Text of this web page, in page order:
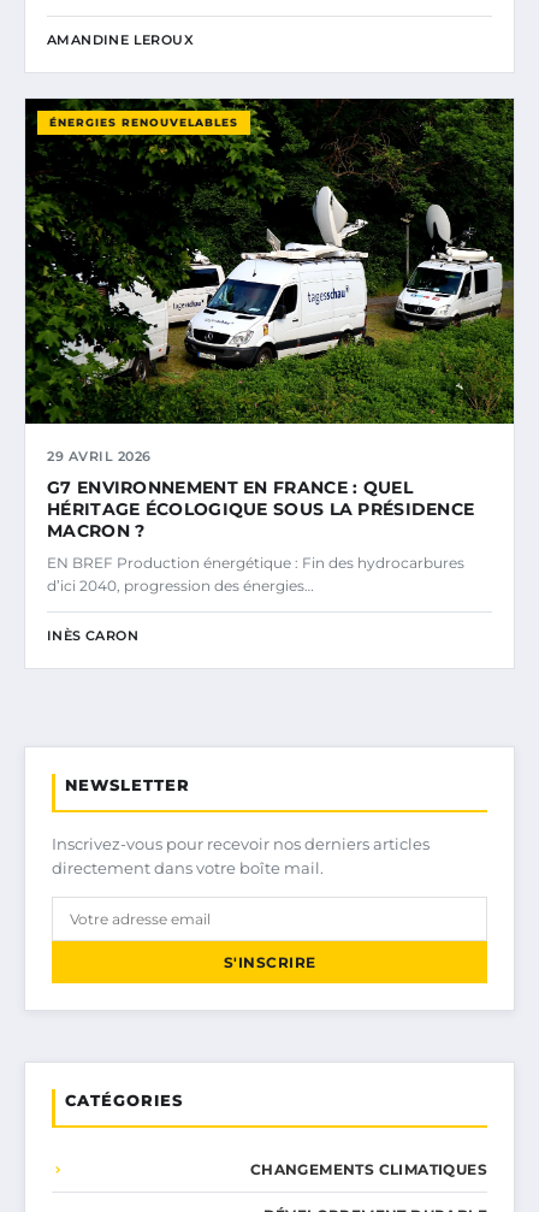
AMANDINE LEROUX
ÉNERGIES RENOUVELABLES
29 AVRIL 2026
G7 ENVIRONNEMENT EN FRANCE : QUEL
HÉRITAGE ÉCOLOGIQUE SOUS LA PRÉSIDENCE
MACRON ?
EN BREF Production énergétique : Fin des hydrocarbures
d’ici 2040, progression des énergies…
INÈS CARON
NEWSLETTER
Inscrivez-vous pour recevoir nos derniers articles
directement dans votre boîte mail.
S'INSCRIRE
CATÉGORIES
CHANGEMENTS CLIMATIQUES